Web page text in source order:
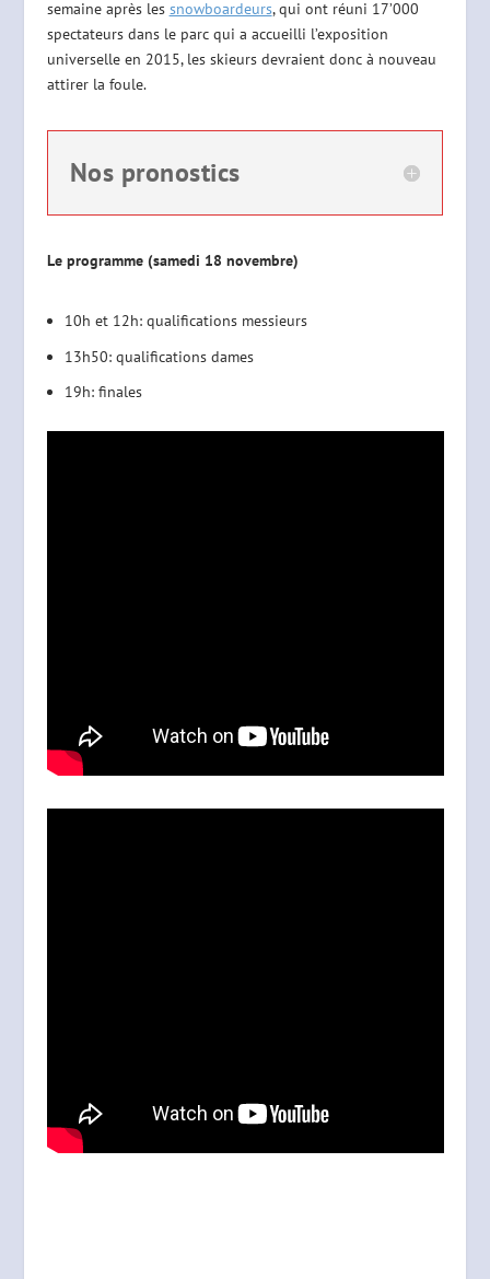
semaine après les snowboardeurs, qui ont réuni 17’000
spectateurs dans le parc qui a accueilli l’exposition
universelle en 2015, les skieurs devraient donc à nouveau
attirer la foule.
Nos pronostics
Le programme (samedi 18 novembre)
10h et 12h: qualifications messieurs
13h50: qualifications dames
19h: finales